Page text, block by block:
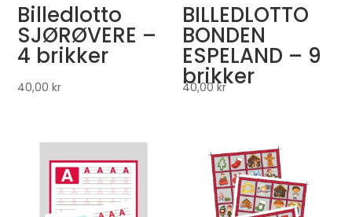
Billedlotto
SJØRØVERE –
4 brikker
40,00kr
BILLEDLOTTO
BONDEN
ESPELAND – 9
brikker
40,00kr